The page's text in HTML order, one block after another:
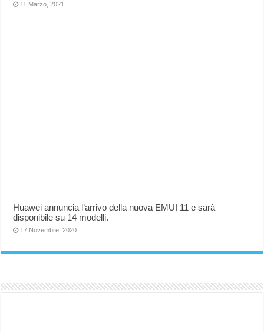
11 Marzo, 2021
Huawei annuncia l’arrivo della nuova EMUI 11 e sarà
disponibile su 14 modelli.
17 Novembre, 2020